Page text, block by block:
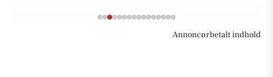
Annoncørbetalt indhold